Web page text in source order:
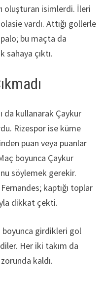
oluşturan isimlerdi. İleri
vardı. Attığı gollerle
bu maçta da
sahaya çıktı.
da kullanarak Çaykur
Rizespor ise küme
puan veya puanlar
boyunca Çaykur
söylemek gerekir.
kaptığı toplar
dikkat çekti.
boyunca girdikleri gol
Her iki takım da
kaldı.